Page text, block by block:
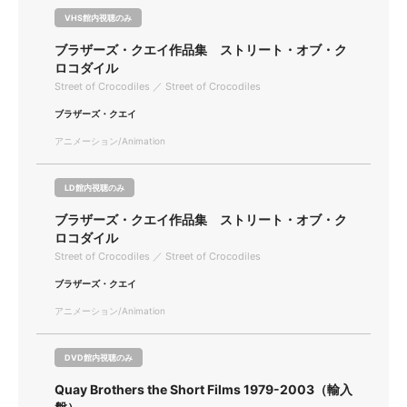
VHS館内視聴のみ
ブラザーズ・クエイ作品集 ストリート・オブ・ク
ロコダイル
Street of Crocodiles ／ Street of Crocodiles
ブラザーズ・クエイ
アニメーション/Animation
LD館内視聴のみ
ブラザーズ・クエイ作品集 ストリート・オブ・ク
ロコダイル
Street of Crocodiles ／ Street of Crocodiles
ブラザーズ・クエイ
アニメーション/Animation
DVD館内視聴のみ
Quay Brothers the Short Films 1979-2003（輸入